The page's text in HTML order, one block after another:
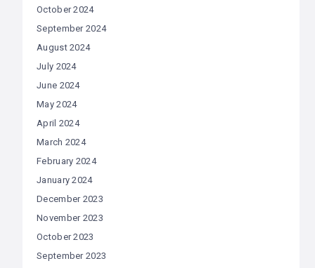
October 2024
September 2024
August 2024
July 2024
June 2024
May 2024
April 2024
March 2024
February 2024
January 2024
December 2023
November 2023
October 2023
September 2023